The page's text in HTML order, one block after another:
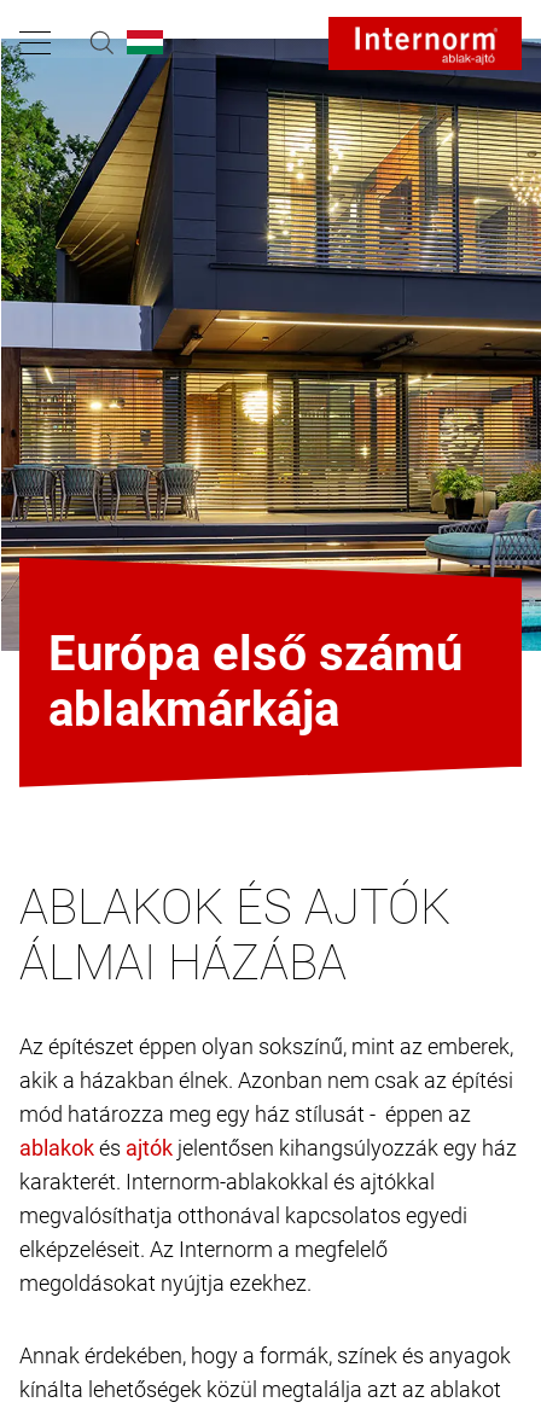
Európa első számú
ablakmárkája
ABLAKOK ÉS AJTÓK
ÁLMAI HÁZÁBA
Az építészet éppen olyan sokszínű, mint az emberek,
akik a házakban élnek. Azonban nem csak az építési
mód határozza meg egy ház stílusát - éppen az
és
jelentősen kihangsúlyozzák egy ház
karakterét. Internorm-ablakokkal és ajtókkal
megvalósíthatja otthonával kapcsolatos egyedi
elképzeléseit. Az Internorm a megfelelő
megoldásokat nyújtja ezekhez.
Annak érdekében, hogy a formák, színek és anyagok
kínálta lehetőségek közül megtalálja azt az ablakot